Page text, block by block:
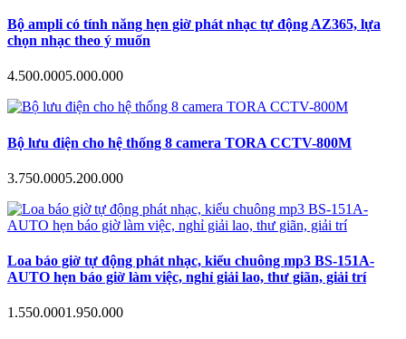
Bộ ampli có tính năng hẹn giờ phát nhạc tự động AZ365, lựa
chọn nhạc theo ý muốn
4.500.0005.000.000
Bộ lưu điện cho hệ thống 8 camera TORA CCTV-800M
3.750.0005.200.000
Loa báo giờ tự động phát nhạc, kiểu chuông mp3 BS-151A-
AUTO hẹn báo giờ làm việc, nghỉ giải lao, thư giãn, giải trí
1.550.0001.950.000